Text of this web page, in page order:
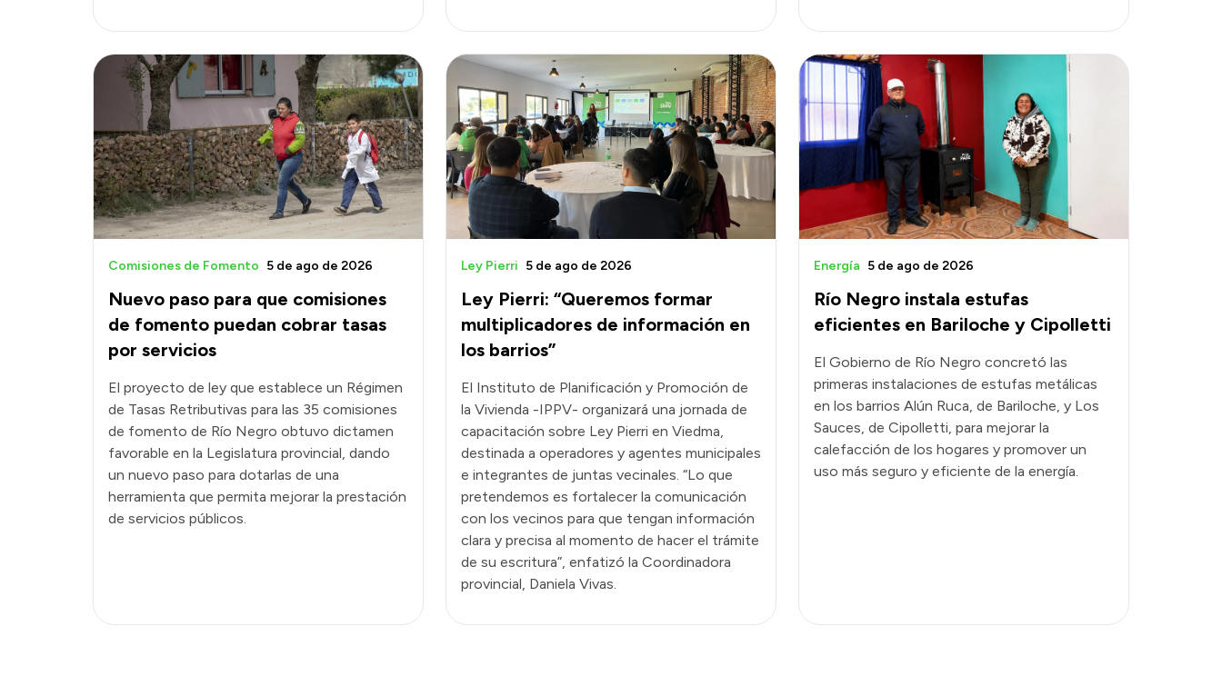
Nuevo paso para que comisiones
de fomento puedan cobrar tasas
por servicios
Comisiones de Fomento 5 de ago de 2026
El proyecto de ley que establece un Régimen
de Tasas Retributivas para las 35 comisiones
de fomento de Río Negro obtuvo dictamen
favorable en la Legislatura provincial, dando
un nuevo paso para dotarlas de una
herramienta que permita mejorar la prestación
de servicios públicos.
Ley Pierri: “Queremos formar
multiplicadores de información en
los barrios”
Ley Pierri 5 de ago de 2026
El Instituto de Planificación y Promoción de
la Vivienda -IPPV- organizará una jornada de
capacitación sobre Ley Pierri en Viedma,
destinada a operadores y agentes municipales
e integrantes de juntas vecinales. “Lo que
pretendemos es fortalecer la comunicación
con los vecinos para que tengan información
clara y precisa al momento de hacer el trámite
de su escritura”, enfatizó la Coordinadora
provincial, Daniela Vivas.
Río Negro instala estufas
eficientes en Bariloche y Cipolletti
Energía 5 de ago de 2026
El Gobierno de Río Negro concretó las
primeras instalaciones de estufas metálicas
en los barrios Alún Ruca, de Bariloche, y Los
Sauces, de Cipolletti, para mejorar la
calefacción de los hogares y promover un
uso más seguro y eficiente de la energía.